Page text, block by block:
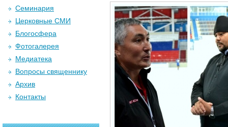
Семинария
Церковные СМИ
Блогосфера
Фотогалерея
Медиатека
Вопросы священнику
Архив
Контакты